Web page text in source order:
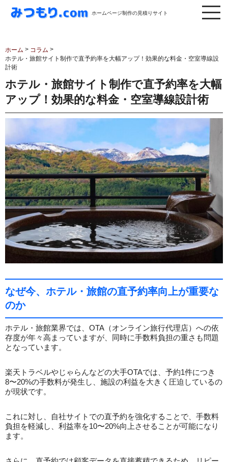
ホームページ制作の見積りサイト
ホーム > コラム >
ホテル・旅館サイト制作で直予約率を大幅アップ！効果的な料金・空室導線設
計術
ホテル・旅館サイト制作で直予約率を大幅
アップ！効果的な料金・空室導線設計術
なぜ今、ホテル・旅館の直予約率向上が重要な
のか
ホテル・旅館業界では、OTA（オンライン旅行代理店）への依
存度が年々高まっていますが、同時に手数料負担の重さも問題
となっています。
楽天トラベルやじゃらんなどの大手OTAでは、予約1件につき
8〜20%の手数料が発生し、施設の利益を大きく圧迫しているの
が現状です。
これに対し、自社サイトでの直予約を強化することで、手数料
負担を軽減し、利益率を10〜20%向上させることが可能になり
ます。